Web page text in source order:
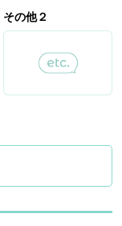
その他２